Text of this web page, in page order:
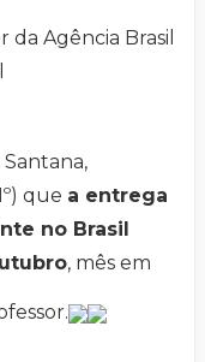
da Agência Brasil
que a entrega
no Brasil
, mês em